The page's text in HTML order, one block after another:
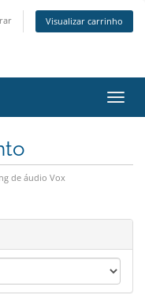
Visualizar carrinho
de áudio Vox